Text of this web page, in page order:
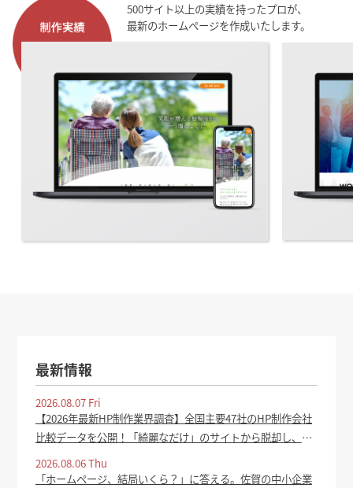
500サイト以上の実績を持ったプロが、
最新のホームページを作成いたします。
最新情報
2026.08.07 Fri
【2026年最新HP制作業界調査】全国主要47社のHP制作会社
比較データを公開！「綺麗なだけ」のサイトから脱却し、集
客成果を生むホームページの共通点を分析 - PR TIMES
2026.08.06 Thu
「ホームページ、結局いくら？」に答える。佐賀の中小企業